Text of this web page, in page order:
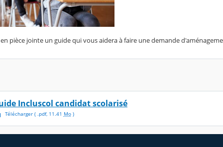
pièce jointe un guide qui vous aidera à faire une demande
Incluscol candidat scolarisé
Télécharger( .pdf, 11.41 Mo)